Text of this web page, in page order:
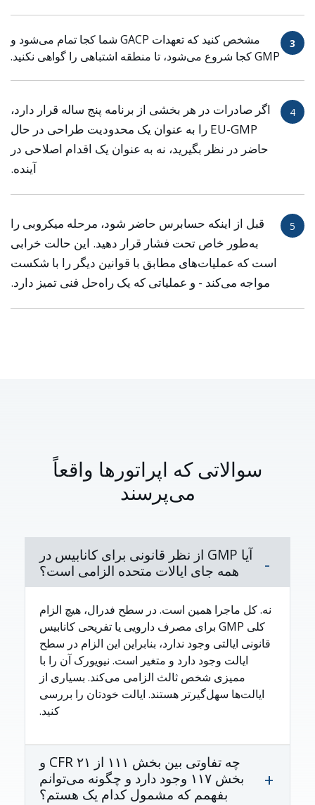
3
مشخص کنید که تعهدات GACP شما کجا تمام می‌شود و
GMP کجا شروع می‌شود، تا منطقه اشتباهی را گواهی نکنید.
4
اگر صادرات در هر بخشی از برنامه پنج ساله قرار دارد،
EU-GMP را به عنوان یک محدودیت طراحی در حال
حاضر در نظر بگیرید، نه به عنوان یک اقدام اصلاحی در
آینده.
5
قبل از اینکه حسابرس حاضر شود، مرحله میکروبی را
به‌طور خاص تحت فشار قرار دهید. این حالت خرابی
است که عملیات‌های مطابق با قوانین دیگر را با شکست
مواجه می‌کند - و عملیاتی که یک راه‌حل فنی تمیز دارد.
سوالاتی که اپراتورها واقعاً
می‌پرسند
آیا GMP از نظر قانونی برای کانابیس در
همه جای ایالات متحده الزامی است؟
نه. کل ماجرا همین است. در سطح فدرال، هیچ الزام
کلی GMP برای مصرف دارویی یا تفریحی کانابیس
قانونی ایالتی وجود ندارد، بنابراین این الزام در سطح
ایالت وجود دارد و متغیر است. نیویورک آن را با
ممیزی شخص ثالث الزامی می‌کند. بسیاری از
ایالت‌ها سهل‌گیرتر هستند. ایالت خودتان را بررسی
کنید.
چه تفاوتی بین بخش ۱۱۱ از ۲۱ CFR و
بخش ۱۱۷ وجود دارد و چگونه می‌توانم
بفهمم که مشمول کدام یک هستم؟